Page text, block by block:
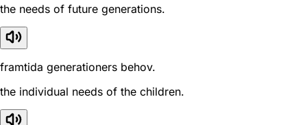
the needs of future generations.
framtida generationers behov.
the individual needs of the children.